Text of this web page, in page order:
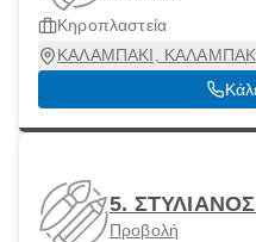
Κηροπλαστεία
ΚΑΛΑΜΠΑΚΙ,
5.
Προβολή